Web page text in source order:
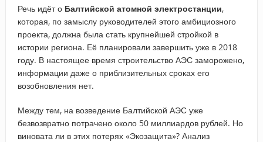
Речь идёт о Балтийской атомной электростанции,
которая, по замыслу руководителей этого амбициозного
проекта, должна была стать крупнейшей стройкой в
истории региона. Её планировали завершить уже в 2018
году. В настоящее время строительство АЭС заморожено,
информации даже о приблизительных сроках его
возобновления нет.
Между тем, на возведение Балтийской АЭС уже
безвозвратно потрачено около 50 миллиардов рублей. Но
виновата ли в этих потерях «Экозащита»? Анализ